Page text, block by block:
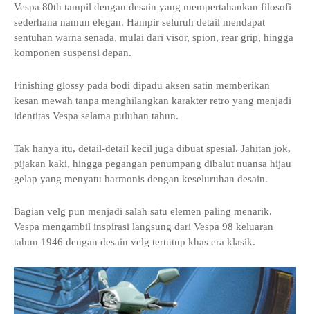
Vespa 80th tampil dengan desain yang mempertahankan filosofi
sederhana namun elegan. Hampir seluruh detail mendapat
sentuhan warna senada, mulai dari visor, spion, rear grip, hingga
komponen suspensi depan.
Finishing glossy pada bodi dipadu aksen satin memberikan
kesan mewah tanpa menghilangkan karakter retro yang menjadi
identitas Vespa selama puluhan tahun.
Tak hanya itu, detail-detail kecil juga dibuat spesial. Jahitan jok,
pijakan kaki, hingga pegangan penumpang dibalut nuansa hijau
gelap yang menyatu harmonis dengan keseluruhan desain.
Bagian velg pun menjadi salah satu elemen paling menarik.
Vespa mengambil inspirasi langsung dari Vespa 98 keluaran
tahun 1946 dengan desain velg tertutup khas era klasik.